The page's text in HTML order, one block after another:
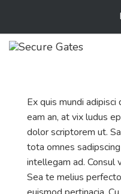
Ex quis mundi
eam an, at vix ludus
dolor scriptorem ut.
tota omnes
intellegam ad. Consul
Sea te melius